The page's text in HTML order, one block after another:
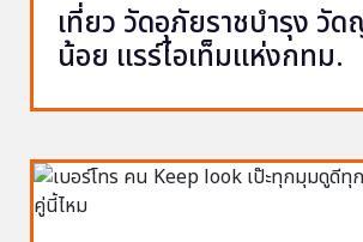
เที่ยว วัดอุภัยราชบำรุง วั
น้อย แรร์ไอเท็มแห่งกทม.